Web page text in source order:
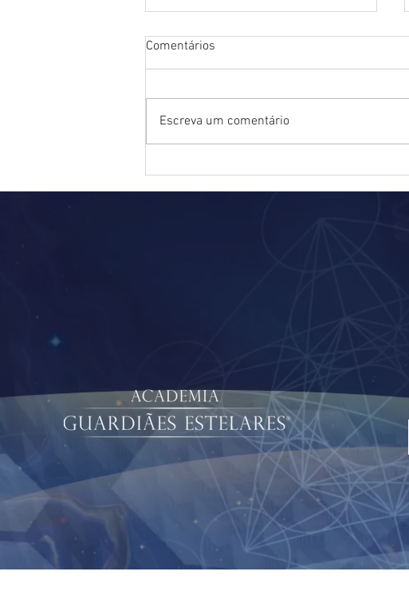
Comentários
Escreva um comentário